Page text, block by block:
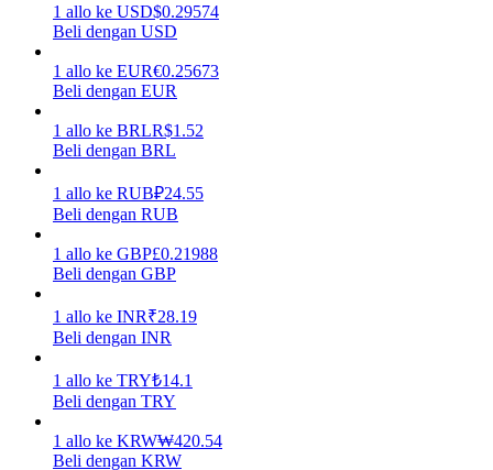
Menghasilkan
Babi Kekuatan
Dapatkan imbalan kompetitif setiap hari
1 allo ke USD$0.29574
Beli dengan USD
1 allo ke EUR€0.25673
Beli dengan EUR
1 allo ke BRLR$1.52
Beli dengan BRL
1 allo ke RUB₽24.55
Beli dengan RUB
1 allo ke GBP£0.21988
Beli dengan GBP
1 allo ke INR₹28.19
Beli dengan INR
1 allo ke TRY₺14.1
Beli dengan TRY
1 allo ke KRW₩420.54
Beli dengan KRW